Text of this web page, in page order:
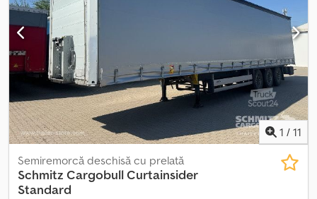
1 / 11
Semiremorcă deschisă cu prelată
Schmitz CargobullCurtainsider
Standard